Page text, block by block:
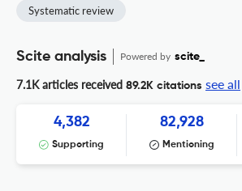
Systematic review
Scite analysis Powered by scite_
7.1K articles received 89.2K citations see all
4,382
Supporting
82,928
Mentioning